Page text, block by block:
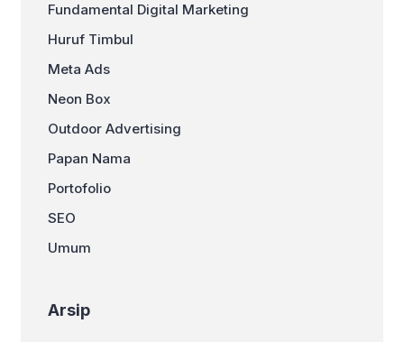
Fundamental Digital Marketing
Huruf Timbul
Meta Ads
Neon Box
Outdoor Advertising
Papan Nama
Portofolio
SEO
Umum
Arsip